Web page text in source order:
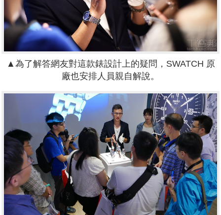
▲ 為了解答網友對這款錶設計上的疑問，SWATCH 原
廠也安排人員親自解說。